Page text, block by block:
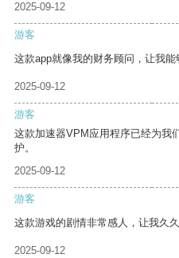
2025-09-12
游客
这款app就像我的财务顾问，让我能
2025-09-12
游客
这款加速器VPM应用程序已经为我
护。
2025-09-12
游客
这款游戏的剧情非常感人，让我久久
2025-09-12